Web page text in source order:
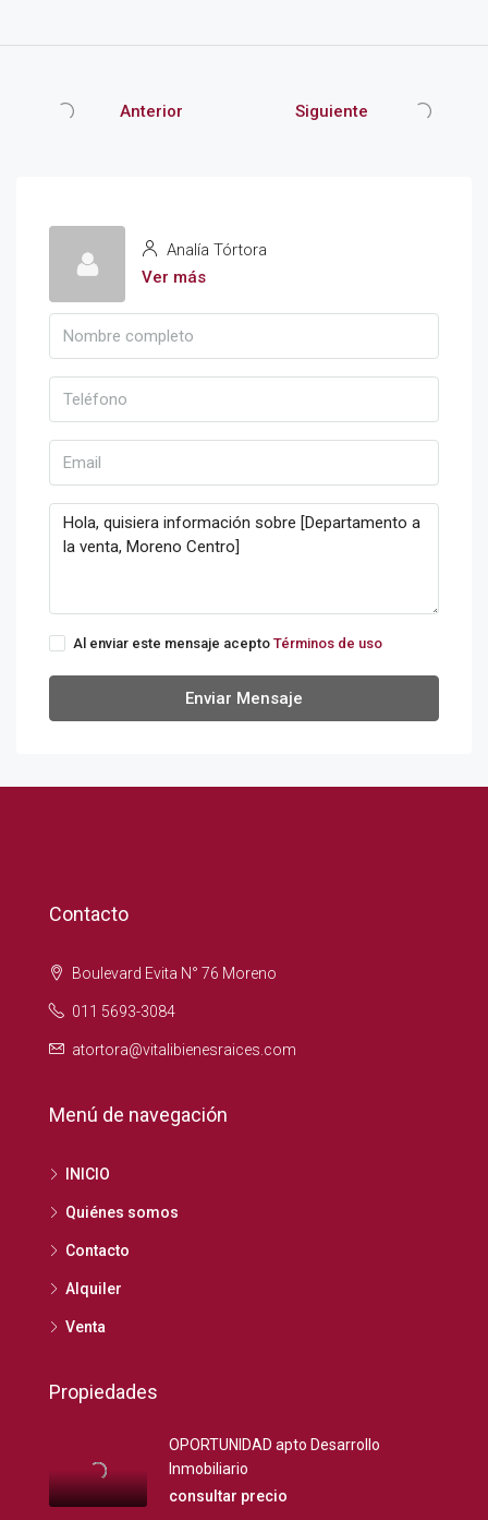
Anterior Siguiente
Analía Tórtora
Ver más
Al enviar este mensaje acepto Términos de uso
Enviar Mensaje
Contacto
Boulevard Evita N° 76 Moreno
011 5693-3084
atortora@vitalibienesraices.com
Menú de navegación
INICIO
Quiénes somos
Contacto
Alquiler
Venta
Propiedades
OPORTUNIDAD apto Desarrollo
Inmobiliario
consultar precio